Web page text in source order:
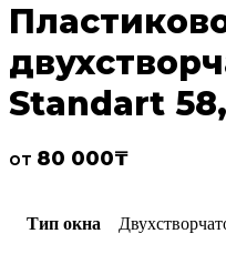
Standart
от 80 000₸
Тип окна